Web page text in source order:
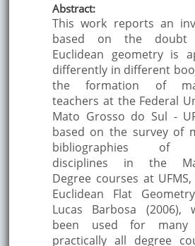
Abstract:
This work reports an
based on the
Euclidean geometry is
differently in different
the formation of
teachers at the Federal
Mato Grosso do Sul -
based on the survey of
bibliographies of
disciplines in the
Degree courses at
Euclidean Flat
Lucas Barbosa (2006),
been used for
practically all degree